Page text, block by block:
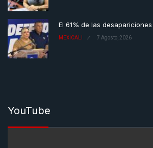
El 61% de las desapariciones
MEXICALI 7 Agosto, 2026
YouTube